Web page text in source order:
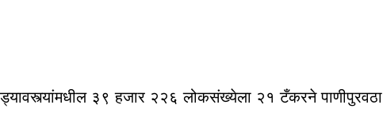
३९ हजार २२६ लोकसंख्येला २१ टँकरने पाणीपुरवठा